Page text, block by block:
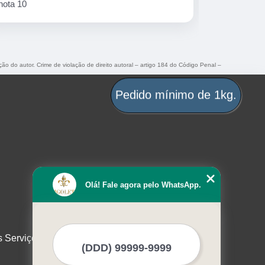
do autor. Crime de violação de direito autoral – artigo 184 do Código Penal –
Serviços
Olá! Fale agora pelo WhatsApp.
Pedido mínimo de 1kg.